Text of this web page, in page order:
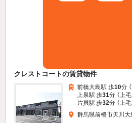
クレストコートの賃貸物件
前橋大島駅 歩10分
上泉駅 歩31分 （上毛
片貝駅 歩32分 （上毛
群馬県前橋市天川大